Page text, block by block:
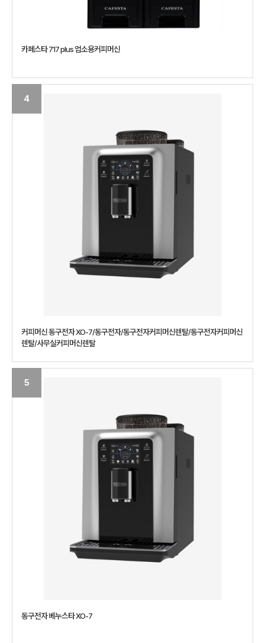
카페스타 717 plus 업소용커피머신
4
커피머신 동구전자 XO-7/동구전자/동구전자커피머신렌탈/동구전자커피머신
렌탈/사무실커피머신렌탈
5
동구전자 베누스타 XO-7